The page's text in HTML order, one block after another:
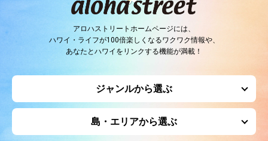
アロハストリートホームページには、
ハワイ・ライフが100倍楽しくなるワクワク情報や、
あなたとハワイをリンクする機能が満載！
ジャンルから選ぶ
島・エリアから選ぶ